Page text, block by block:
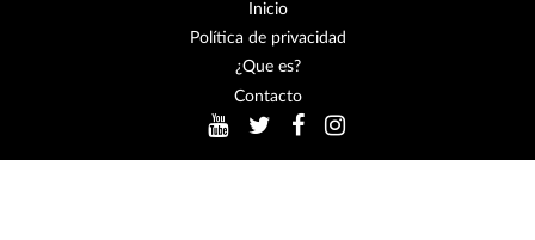
Inicio
Política de privacidad
¿Que es?
Contacto